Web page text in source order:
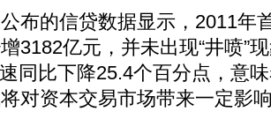
的信贷数据显示，2011年
3182亿元，并未出现“井喷”
同比下降25.4个百分点，意
对资本交易市场带来一定影